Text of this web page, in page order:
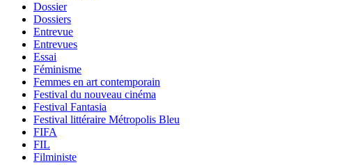
Dossier
Dossiers
Entrevue
Entrevues
Essai
Féminisme
Femmes en art contemporain
Festival du nouveau cinéma
Festival Fantasia
Festival littéraire Métropolis Bleu
FIFA
FIL
Filministe